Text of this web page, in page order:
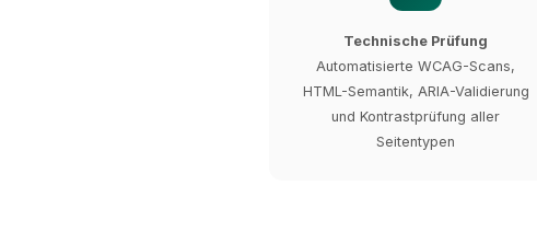
Technische Prüfung
Automatisierte WCAG-Scans,
HTML-Semantik, ARIA-Validierung
und Kontrastprüfung aller
Seitentypen